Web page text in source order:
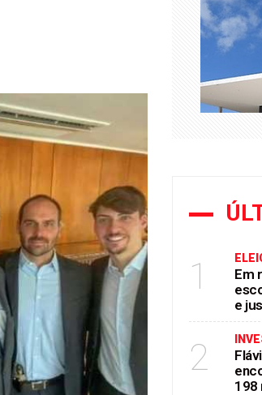
por estupro contra vice de Flávio
em R$ 198 milhões de emendas Pix
em 2025
1
Em
e
2
198